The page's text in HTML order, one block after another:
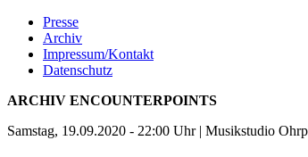
Presse
Archiv
Impressum/Kontakt
Datenschutz
ARCHIV ENCOUNTERPOINTS
Samstag, 19.09.2020 - 22:00 Uhr| Musikstudio